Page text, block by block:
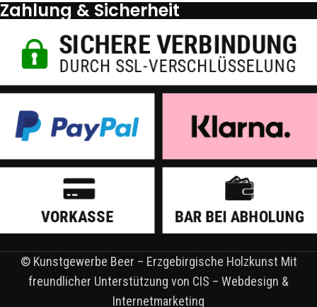
Zahlung & Sicherheit
© Kunstgewerbe Beer – Erzgebirgische Holzkunst Mit
freundlicher Unterstützung von CIS – Webdesign &
Internetmarketing